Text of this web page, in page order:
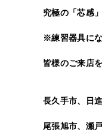
究極の「芯感
※練習器具にな
皆様のご来店
長久手市、日
尾張旭市、瀬